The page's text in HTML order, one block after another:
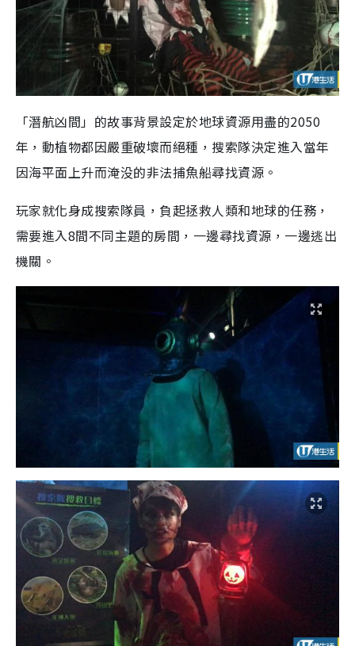
「潛航凶間」的故事背景設定於地球資源用盡的2050
年，動植物都因嚴重破壞而絕種，搜索隊決定進入當年
因海平面上升而淹没的非法捕魚船尋找資源。
玩家就化身成搜索隊員，負起拯救人類和地球的任務，
需要進入8間不同主題的房間，一邊尋找資源，一邊逃出
機關。